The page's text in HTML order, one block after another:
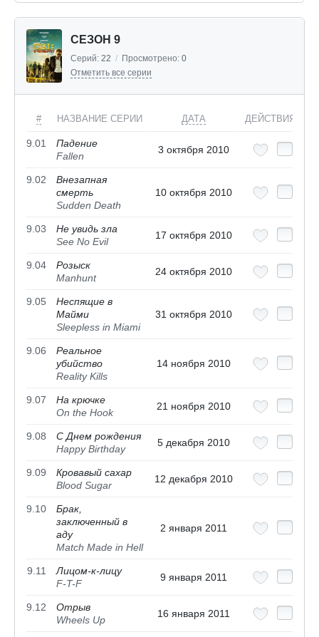
СЕЗОН 9
Серий: 22 / Просмотрено: 0
Отметить все серии
# НАЗВАНИЕ СЕРИИ ДАТА ДЕЙСТВИЯ
9.01
Падение
Fallen
3 октября 2010
9.02
Внезапная
смерть
Sudden Death
10 октября 2010
9.03
Не увидь зла
See No Evil
17 октября 2010
9.04
Розыск
Manhunt
24 октября 2010
9.05
Неспящие в
Майми
Sleepless in Miami
31 октября 2010
9.06
Реальное
убийство
Reality Kills
14 ноября 2010
9.07
На крючке
On the Hook
21 ноября 2010
9.08
С Днем рождения
Happy Birthday
5 декабря 2010
9.09
Кровавый сахар
Blood Sugar
12 декабря 2010
9.10
Брак,
заключенный в
аду
Match Made in Hell
2 января 2011
9.11
Лицом-к-лицу
F-T-F
9 января 2011
9.12
Отрыв
Wheels Up
16 января 2011